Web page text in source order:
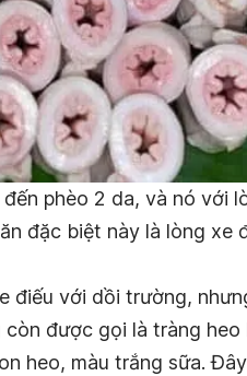
phèo 2 da, và nó với
đặc biệt này là lòng xe
điếu với dồi trường,
được gọi là tràng
heo, màu trắng sữa.